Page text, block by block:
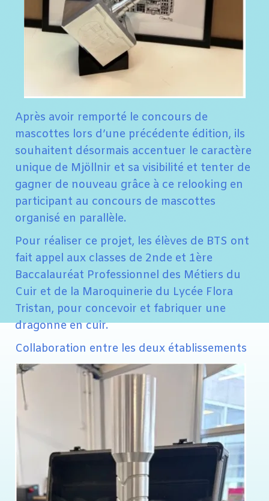
Après avoir remporté le concours de
mascottes lors d’une précédente édition, ils
souhaitent désormais accentuer le caractère
unique de Mjöllnir et sa visibilité et tenter de
gagner de nouveau grâce à ce relooking en
participant au concours de mascottes
organisé en parallèle.
Pour réaliser ce projet, les élèves de BTS ont
fait appel aux classes de 2nde et 1ère
Baccalauréat Professionnel des Métiers du
Cuir et de la Maroquinerie du Lycée Flora
Tristan, pour concevoir et fabriquer une
dragonne en cuir.
Collaboration entre les deux établissements